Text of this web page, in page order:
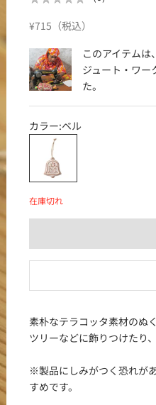
セール価格
¥715（税込）
このアイテムは、
ジュート・ワー
た。
カラー:ベル
在庫切れ
素朴なテラコッタ素材のぬ
ツリーなどに飾りつけたり
※製品にしみがつく恐れが
すめです。